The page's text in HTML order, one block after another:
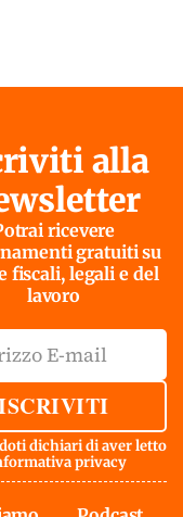
alla
ricevere
gratuiti su
fiscali, legali e del
lavoro
dichiari di aver letto
privacy